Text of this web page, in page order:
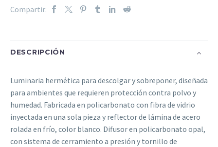
Compartir:
DESCRIPCIÓN
Luminaria hermética para descolgar y sobreponer, diseñada
para ambientes que requieren protección contra polvo y
humedad. Fabricada en policarbonato con fibra de vidrio
inyectada en una sola pieza y reflector de lámina de acero
rolada en frío, color blanco. Difusor en policarbonato opal,
con sistema de cerramiento a presión y tornillo de